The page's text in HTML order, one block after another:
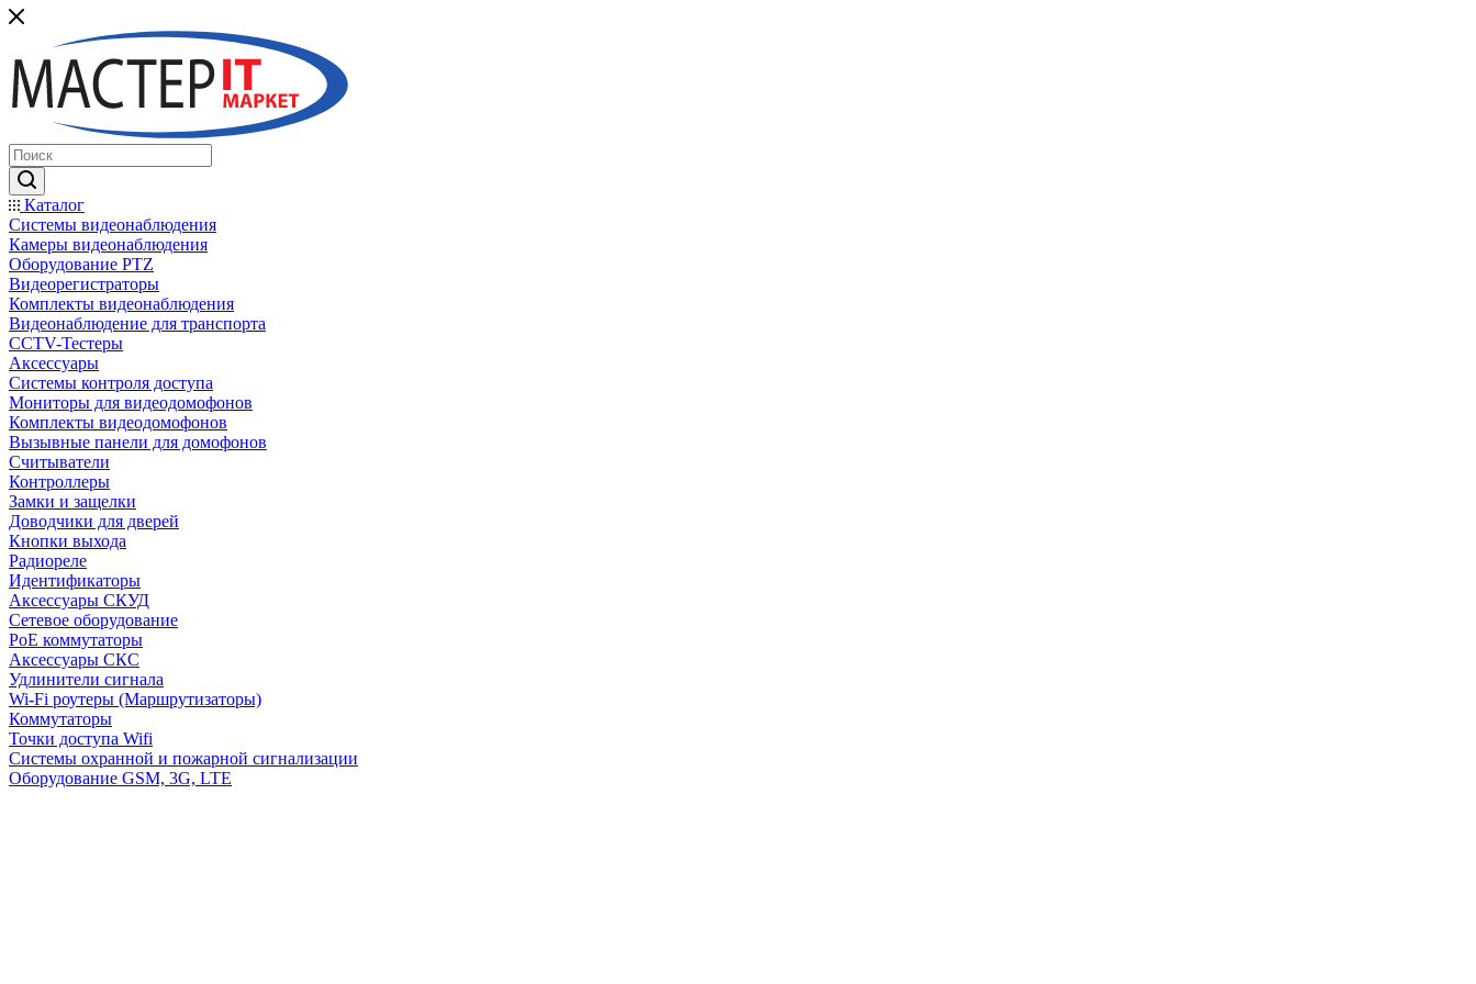
Каталог
Системы видеонаблюдения
Камеры видеонаблюдения
Оборудование PTZ
Видеорегистраторы
Комплекты видеонаблюдения
Видеонаблюдение для транспорта
CCTV-Тестеры
Аксессуары
Системы контроля доступа
Мониторы для видеодомофонов
Комплекты видеодомофонов
Вызывные панели для домофонов
Считыватели
Контроллеры
Замки и защелки
Доводчики для дверей
Кнопки выхода
Радиореле
Идентификаторы
Аксессуары СКУД
Сетевое оборудование
PoE коммутаторы
Аксессуары СКС
Удлинители сигнала
Wi-Fi роутеры (Маршрутизаторы)
Коммутаторы
Точки доступа Wifi
Системы охранной и пожарной сигнализации
Оборудование GSM, 3G, LTE